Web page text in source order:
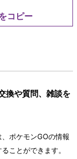
コピー
換や質問、雑談を
、ポケモンGOの情報
ことができます。